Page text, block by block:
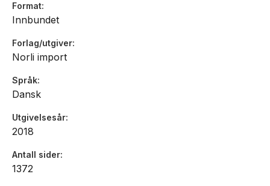
uvurderlig betydning, og det har gennem årene fået
kultstatus og har været uhyre svært og kostbart at opdrive.
Format
Innbundet
Forlag/utgiver
Norli import
Språk
Dansk
Utgivelsesår
2018
Antall sider
1372